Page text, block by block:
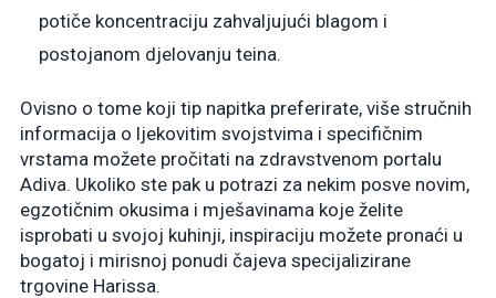
potiče koncentraciju zahvaljujući blagom i
postojanom djelovanju teina.
Ovisno o tome koji tip napitka preferirate, više stručnih
informacija o ljekovitim svojstvima i specifičnim
vrstama možete pročitati na zdravstvenom portalu
Adiva. Ukoliko ste pak u potrazi za nekim posve novim,
egzotičnim okusima i mješavinama koje želite
isprobati u svojoj kuhinji, inspiraciju možete pronaći u
bogatoj i mirisnoj ponudi čajeva specijalizirane
trgovine Harissa.